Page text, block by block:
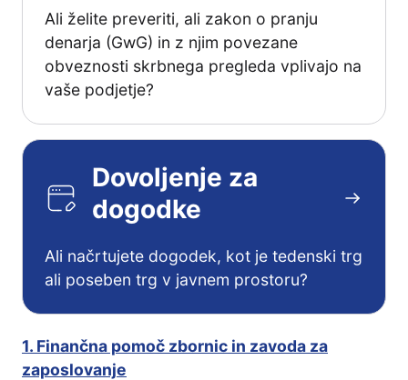
Ali želite preveriti, ali zakon o pranju
denarja (GwG) in z njim povezane
obveznosti skrbnega pregleda vplivajo na
vaše podjetje?
Dovoljenje za
dogodke
Ali načrtujete dogodek, kot je tedenski trg
ali poseben trg v javnem prostoru?
1. Finančna pomoč zbornic in zavoda za
zaposlovanje